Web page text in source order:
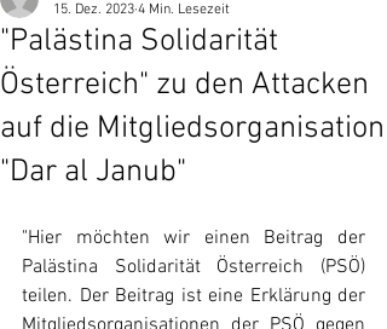
"Palästina Solidarität
Österreich" zu den Attacken
auf die Mitgliedsorganisation
"Dar al Janub"
15. Dez. 2023 4 Min. Lesezeit
"Hier möchten wir einen Beitrag der
Palästina Solidarität Österreich (PSÖ)
teilen. Der Beitrag ist eine Erklärung der